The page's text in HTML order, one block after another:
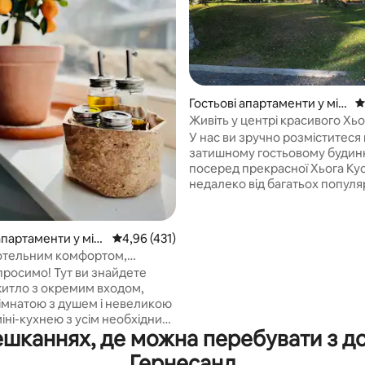
відгуки: 106
у міст
Середня оцінка: 4,96 з 5, відгуки: 431
4,96 (431)
комфортом,
прибирання, постільну
рушники
Тут ви знайдете
з окремим входом,
з душем і невеликою
кухнею з усім необхідним
простих страв.
мікрохвильова піч,
Гостьові апартаменти у міс
ті Kramfors
Живіть у центрі красивого
Кустена!
У нас ви зручно
затишному гостьовому
посеред прекрасної Хьога
недалеко від багатьох
Вугілля для гриля та
можна придбати за додаткову
де можна перебувати з